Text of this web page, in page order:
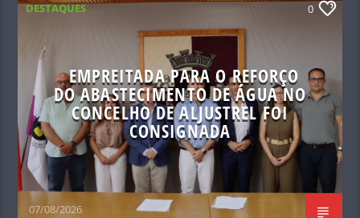
DESTAQUES 0
EMPREITADA PARA O REFORÇO
DO ABASTECIMENTO DE ÁGUA NO
CONCELHO DE ALJUSTREL FOI
CONSIGNADA
07/08/2026